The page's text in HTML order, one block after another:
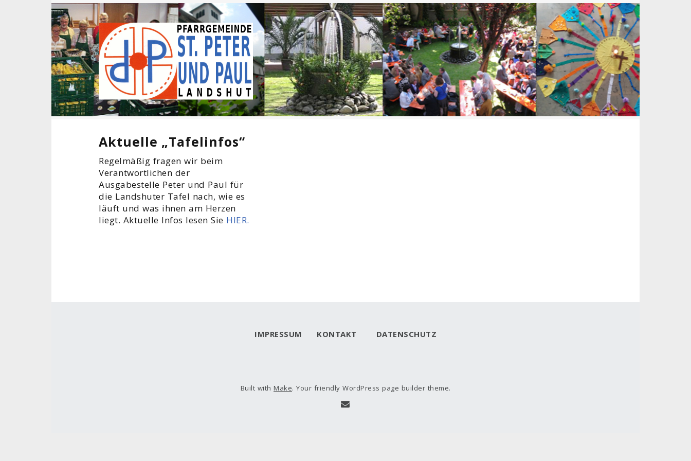
Aktuelle „Tafelinfos“
Regelmäßig fragen wir beim
Verantwortlichen der
Ausgabestelle Peter und Paul für
die Landshuter Tafel nach, wie es
läuft und was ihnen am Herzen
liegt. Aktuelle Infos lesen Sie HIER.
IMPRESSUM KONTAKT DATENSCHUTZ
Built with Make. Your friendly WordPress page builder theme.